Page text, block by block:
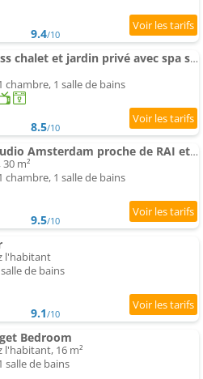
9.4/10
Cozy wellness chalet et jardin privé avec spa sauna et outdoor bath between Amsterdam Haarlem an
chambre, 1 salle de bains
8.5/10
Boutique Studio Amsterdam proche de RAI et De Pijp
m²
chambre, 1 salle de bains
9.5/10
l'habitant
de bains
9.1/10
Bedroom
l'habitant, 16 m²
salle de bains